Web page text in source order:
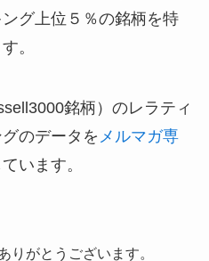
グ上位５％の銘柄を特
。
銘柄）のレラティ
のデータを メルマガ専
います。
りがとうございます。